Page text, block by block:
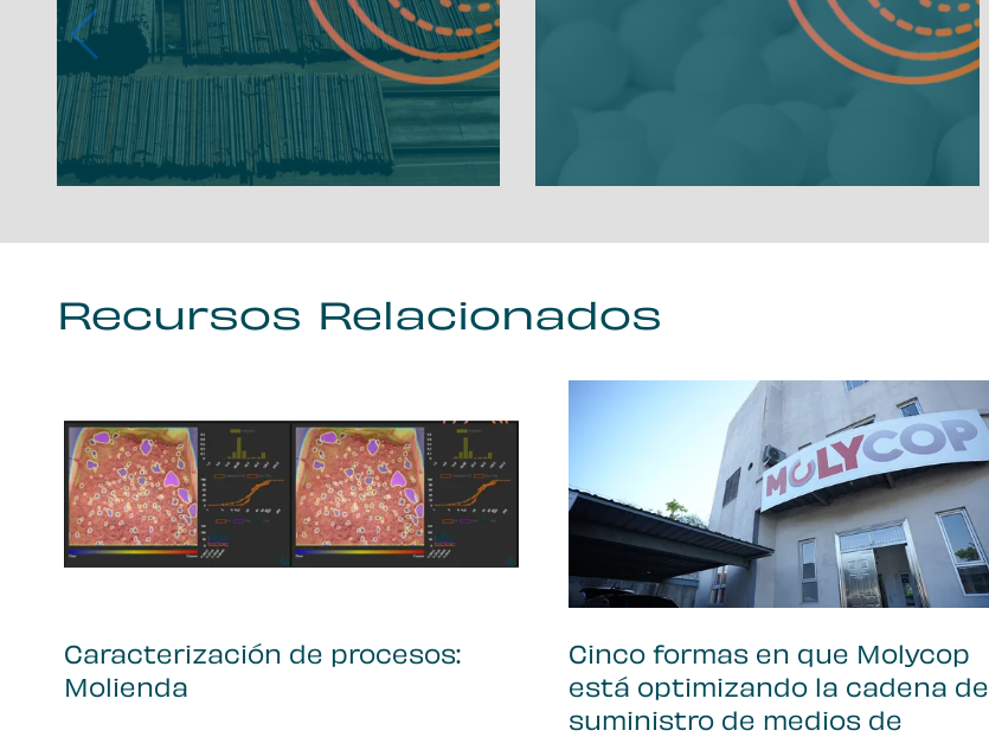
Recursos Relacionados
Caracterización de procesos:
Molienda
Cinco formas en que Molycop
está optimizando la cadena de
suministro de medios de